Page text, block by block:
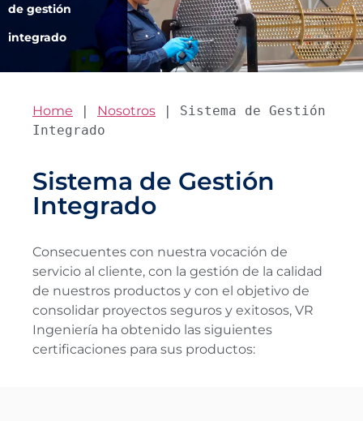
de gestión
integrado
Home | Nosotros | Sistema de Gestión
Integrado
Sistema de Gestión
Integrado
Consecuentes con nuestra vocación de
servicio al cliente, con la gestión de la calidad
de nuestros productos y con el objetivo de
consolidar proyectos seguros y exitosos, VR
Ingeniería ha obtenido las siguientes
certificaciones para sus productos: